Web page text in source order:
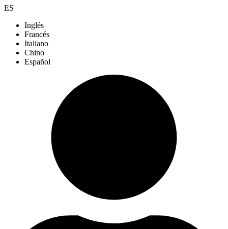
ES
Inglés
Francés
Italiano
Chino
Español